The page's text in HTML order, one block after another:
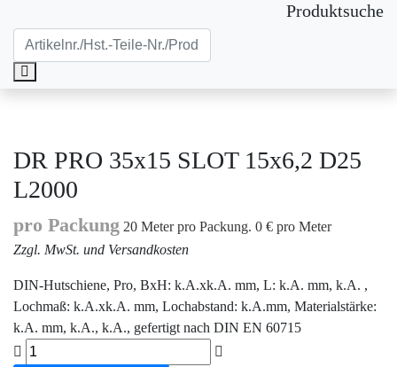
Produktsuche
DR PRO 35x15 SLOT 15x6,2 D25
L2000
pro Packung 20 Meter pro Packung. 0 € pro Meter
Zzgl. MwSt. und Versandkosten
DIN-Hutschiene, Pro, BxH: k.A.xk.A. mm, L: k.A. mm, k.A. ,
Lochmaß: k.A.xk.A. mm, Lochabstand: k.A.mm, Materialstärke:
k.A. mm, k.A., k.A., gefertigt nach DIN EN 60715